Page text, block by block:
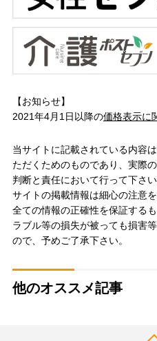
【お知らせ】
2021年4月1日以降の価格表示に
当サイトに記載されている内容
ただくためのものであり、実際
判断と責任において行って下さ
サイトの掲載情報は細心の注意
全ての情報の正確性を保証する
ラブル等の損失が被っても損害
ので、予めご了承下さい。
他のオススメ記事